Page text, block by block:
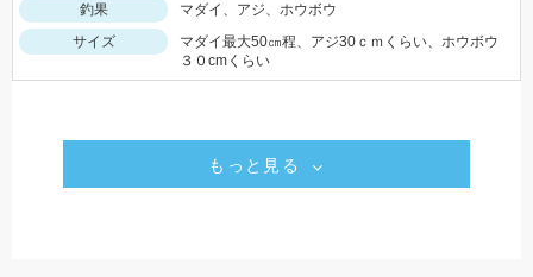
釣果
マダイ、アジ、ホウボウ
サイズ
マダイ最大50㎝程、アジ30ｃｍくらい、ホウボウ
３０cmくらい
もっと見る